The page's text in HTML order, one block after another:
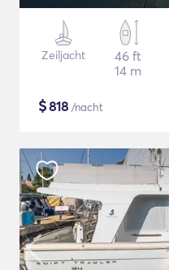
Zeiljacht
46 ft
14 m
$818 /nacht